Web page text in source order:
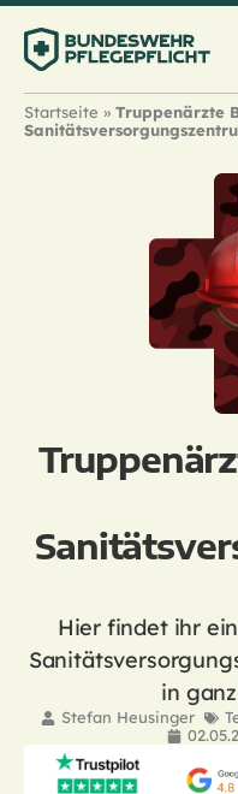
Startseite » Truppenärzte
Hier findet ihr
in
Stefan Heusinger